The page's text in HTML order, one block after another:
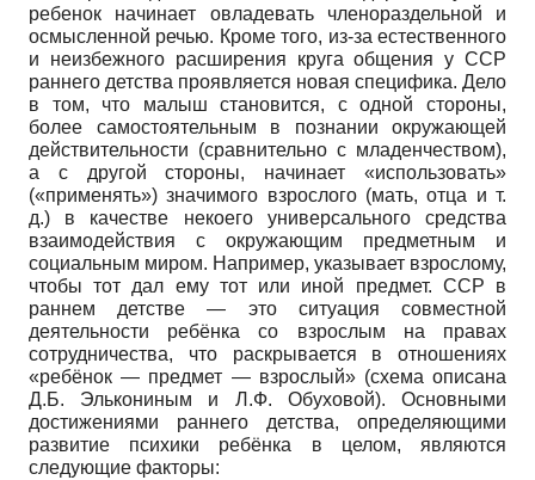
ребенок начинает овладевать членораздельной и
осмысленной речью. Кроме того, из-за естественного
и неизбежного расширения круга общения у ССР
раннего детства проявляется новая специфика. Дело
в том, что малыш становится, с одной стороны,
более самостоятельным в познании окружающей
действительности (сравнительно с младенчеством),
а с другой стороны, начинает «использовать»
(«применять») значимого взрослого (мать, отца и т.
д.) в качестве некоего универсального средства
взаимодействия с окружающим предметным и
социальным миром. Например, указывает взрослому,
чтобы тот дал ему тот или иной предмет. ССР в
раннем детстве — это ситуация совместной
деятельности ребёнка со взрослым на правах
сотрудничества, что раскрывается в отношениях
«ребёнок — предмет — взрослый» (схема описана
Д.Б. Элькониным и Л.Ф. Обуховой). Основными
достижениями раннего детства, определяющими
развитие психики ребёнка в целом, являются
следующие факторы: